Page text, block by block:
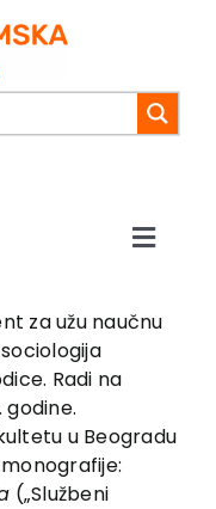
Toggle
za užu naučnu
Radi na
u Beogradu
(„Službeni